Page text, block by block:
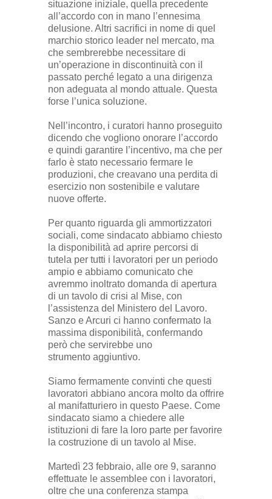
situazione iniziale, quella precedente
all’accordo con in mano l’ennesima
delusione. Altri sacrifici in nome di quel
marchio storico leader nel mercato, ma
che sembrerebbe necessitare di
un’operazione in discontinuità con il
passato perché legato a una dirigenza
non adeguata al mondo attuale. Questa
forse l’unica soluzione.
Nell’incontro, i curatori hanno proseguito
dicendo che vogliono onorare l’accordo
e quindi garantire l’incentivo, ma che per
farlo è stato necessario fermare le
produzioni, che creavano una perdita di
esercizio non sostenibile e valutare
nuove offerte.
Per quanto riguarda gli ammortizzatori
sociali, come sindacato abbiamo chiesto
la disponibilità ad aprire percorsi di
tutela per tutti i lavoratori per un periodo
ampio e abbiamo comunicato che
avremmo inoltrato domanda di apertura
di un tavolo di crisi al Mise, con
l’assistenza del Ministero del Lavoro.
Sanzo e Arcuri ci hanno confermato la
massima disponibilità, confermando
però che servirebbe uno
strumento aggiuntivo.
Siamo fermamente convinti che questi
lavoratori abbiano ancora molto da offrire
al manifatturiero in questo Paese. Come
sindacato siamo a chiedere alle
istituzioni di fare la loro parte per favorire
la costruzione di un tavolo al Mise.
Martedì 23 febbraio, alle ore 9, saranno
effettuate le assemblee con i lavoratori,
oltre che una conferenza stampa